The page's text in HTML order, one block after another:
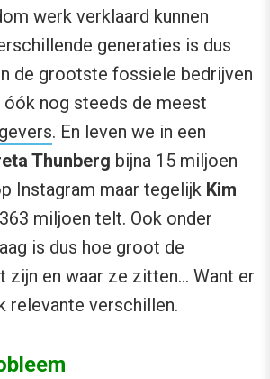
werk verklaard kunnen
generaties is dus
de grootste fossiele bedrijven
óók nog steeds de meest
. En leven we in een
Thunberg bijna 15 miljoen
Instagram maar tegelijk Kim
miljoen telt. Ook onder
is dus hoe groot de
zijn en waar ze zitten… Want er
relevante verschillen.